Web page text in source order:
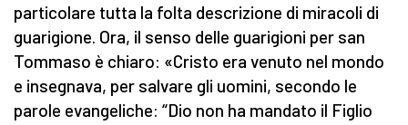
particolare tutta la folta descrizione di miracoli di
guarigione. Ora, il senso delle guarigioni per san
Tommaso è chiaro: «Cristo era venuto nel mondo
e insegnava, per salvare gli uomini, secondo le
parole evangeliche: “Dio non ha mandato il Figlio